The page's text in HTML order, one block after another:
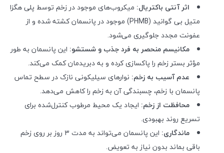
اثر آنتی باکتریال: میکروب‌های موجود در زخم توسط پلی هگزا
متیل بی گوانید (PHMB) موجود در پانسمان کشته شده و از
عفونت مجدد جلوگیری می‌شود.
مکانیسم منحصر به فرد جذب و شستشو: این پانسمان به طور
مؤثر بستر زخم را پاکسازی کرده و به دبریدمان کمک می‌کند.
عدم آسیب به زخم: نوارهای سیلیکونی نازک در سطح تماس
پانسمان با زخم، چسبندگی آن به زخم را کاهش می‌دهد.
محافظت از زخم: ایجاد یک محیط مرطوب کنترل‌شده برای
تسریع روند بهبودی.
ماندگاری:
این پانسمان می‌تواند به مدت ۳ روز بر روی زخم
باقی بماند بدون نیاز به تعویض.